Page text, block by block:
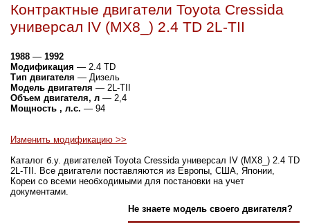
Контрактные двигатели Toyota Cressida
универсал IV (MX8_) 2.4 TD 2L-TII
1988 — 1992
Модификация — 2.4 TD
Тип двигателя — Дизель
Модель двигателя — 2L-TII
Объем двигателя, л — 2,4
Мощность , л.с. — 94
Изменить модификацию >>
Каталог б.у. двигателей Toyota Cressida универсал IV (MX8_) 2.4 TD
2L-TII. Все двигатели поставляются из Европы, США, Японии,
Кореи со всеми необходимыми для постановки на учет
документами.
Не знаете модель своего двигателя?